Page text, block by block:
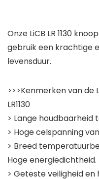
Onze LiCB LR 1130
gebruik een krachtige
levensduur.
>>>Kenmerken van de
LR1130
> Lange houdbaarheid
> Hoge celspanning van
> Breed
Hoge energiedichtheid.
> Geteste veiligheid